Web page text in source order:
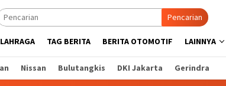
Pencarian
TAG BERITA BERITA OTOMOTIF LAINNYA
Nissan Bulutangkis DKI Jakarta Gerindra